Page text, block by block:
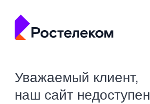
Уважаемый клиент,
наш сайт недоступен